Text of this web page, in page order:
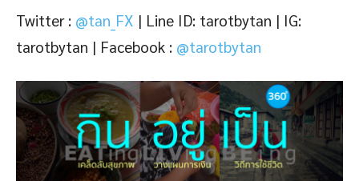
Twitter : @tan_FX | Line ID: tarotbytan | IG:
tarotbytan | Facebook : @tarotbytan